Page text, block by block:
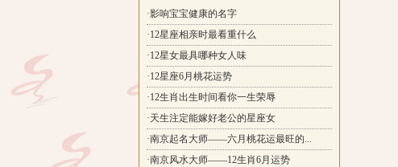
·影响宝宝健康的名字
·12星座相亲时最看重什么
·12星女最具哪种女人味
·12星座6月桃花运势
·12生肖出生时间看你一生荣辱
·天生注定能嫁好老公的星座女
·南京起名大师——六月桃花运最旺的...
·南京风水大师——12生肖6月运势